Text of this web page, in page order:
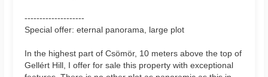
--------------------
Special offer: eternal panorama, large plot
In the highest part of Csömör, 10 meters above the top of
Gellért Hill, I offer for sale this property with exceptional